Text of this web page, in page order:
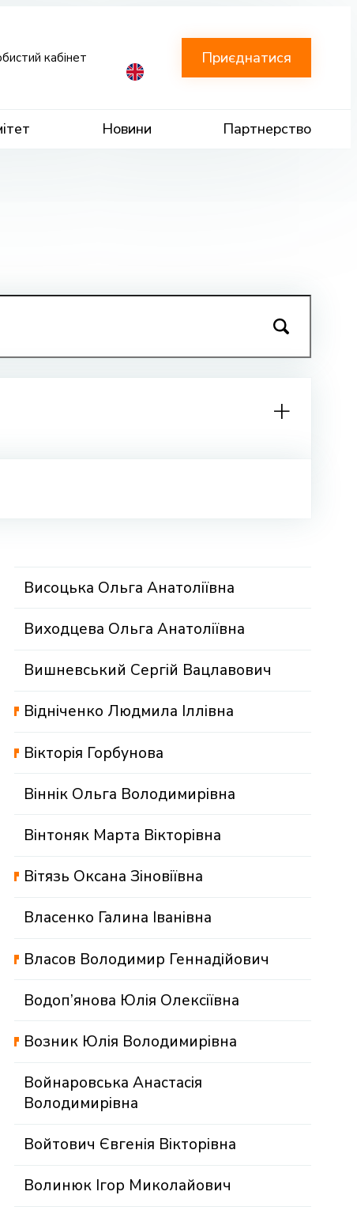
Новини Партнерство
кабінет Приєднатися
Висоцька Ольга Анатоліївна
Виходцева Ольга Анатоліївна
Вишневський Сергій Вацлавович
Відніченко Людмила Іллівна
Вікторія Горбунова
Віннік Ольга Володимирівна
Вінтоняк Марта Вікторівна
Вітязь Оксана Зіновіївна
Власенко Галина Іванівна
Власов Володимир Геннадійович
Водоп’янова Юлія Олексіївна
Возник Юлія Володимирівна
Войнаровська Анастасія
Володимирівна
Войтович Євгенія Вікторівна
Волинюк Ігор Миколайович